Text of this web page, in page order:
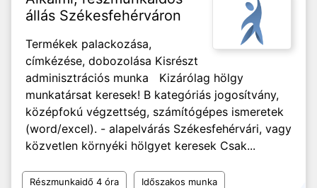
állás Székesfehérváron
Termékek palackozása,
címkézése, dobozolása Kisrészt
adminisztrációs munka Kizárólag hölgy
munkatársat keresek! B kategóriás jogosítvány,
középfokú végzettség, számítógépes ismeretek
(word/excel). - alapelvárás Székesfehérvári, vagy
közvetlen környéki hölgyet keresek Csak...
Részmunkaidő 4 óra Időszakos munka